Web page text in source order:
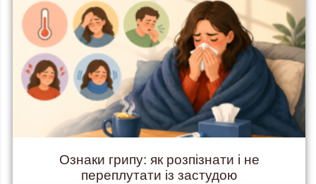
Ознаки грипу: як розпізнати і не
переплутати із застудою